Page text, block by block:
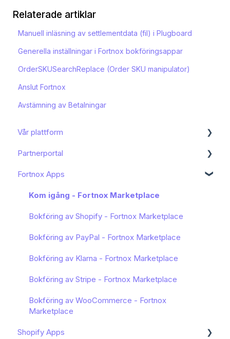
Relaterade artiklar
Manuell inläsning av settlementdata (fil) i Plugboard
Generella inställningar i Fortnox bokföringsappar
OrderSKUSearchReplace (Order SKU manipulator)
Anslut Fortnox
Avstämning av Betalningar
Vår plattform
Kom igång
Funktioner och användning
Bokföring och moms
Mitt konto
Arbeta med artiklar
Avstämning
Ordlista
Manipulators
Partnerportal
Dashboard
Onboarding av slutkund
Avancerat
Kundhantering
Portalnställningar
Fortnox Apps
Kom igång - Fortnox Marketplace
Bokföring av Shopify - Fortnox Marketplace
Bokföring av PayPal - Fortnox Marketplace
Bokföring av Klarna - Fortnox Marketplace
Bokföring av Stripe - Fortnox Marketplace
Bokföring av WooCommerce - Fortnox
Marketplace
Shopify Apps